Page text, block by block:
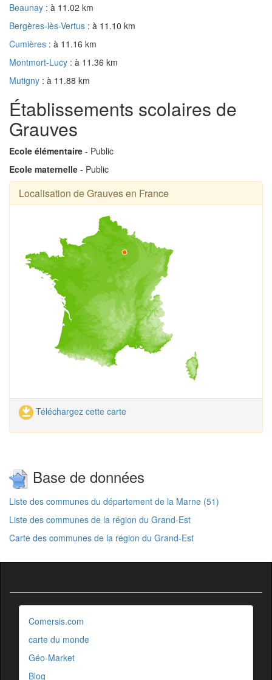
Beaunay : à 11.02 km
Bergères-lès-Vertus : à 11.10 km
Cumières : à 11.16 km
Montmort-Lucy : à 11.36 km
Mutigny : à 11.88 km
Établissements scolaires de
Grauves
Ecole élémentaire - Public
Ecole maternelle - Public
Localisation de Grauves en France
Téléchargez cette carte
Base de données
Liste des communes du département de la Marne (51)
Liste des communes de la région du Grand-Est
Carte des communes de la région du Grand-Est
Comersis.com
carte du monde
Géo-Market
Blog